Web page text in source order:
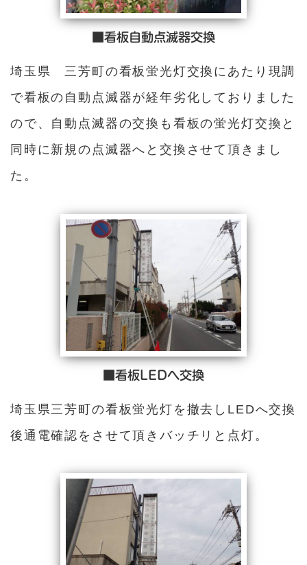
■看板自動点滅器交換
埼玉県 三芳町の看板蛍光灯交換にあたり現調
で看板の自動点滅器が経年劣化しておりました
ので、自動点滅器の交換も看板の蛍光灯交換と
同時に新規の点滅器へと交換させて頂きまし
た。
■看板LEDへ交換
埼玉県三芳町の看板蛍光灯を撤去しLEDへ交換
後通電確認をさせて頂きバッチリと点灯。